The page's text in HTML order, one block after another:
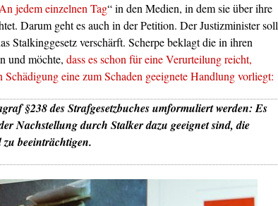
An jedem einzelnen Tag“ in den Medien, in dem sie über ihre
Darum geht es auch in der Petition. Der Justizminister soll
Stalkinggesetz verschärft. Scherpe beklagt die in ihren
und möchte, dass es schon für eine Verurteilung reicht,
Schädigung eine zum Schaden geeignete Handlung vorliegt:
§238 des Strafgesetzbuches umformuliert werden: Es
Nachstellung durch Stalker dazu geeignet sind, die
zu beeinträchtigen.